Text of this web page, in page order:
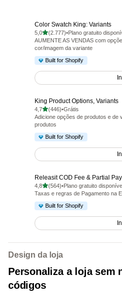
Color Swatch King: Variants
5,0de 5 estrelas
(2.777)
2777 avaliações ao todo
•Plano gratuito
AUMENTE AS VENDAS com
cor/imagem da variante
Built for Shopify
King Product Options, Variants
4,7de 5 estrelas
(446)
446 avaliações ao todo
•Grátis
Adicione opções de produtos e de
produtos
Built for Shopify
Releasit COD Fee & Partial Pay
4,8de 5 estrelas
(564)
564 avaliações ao todo
•Plano gratuito
Taxas e regras de Pagamento na
Built for Shopify
Design da loja
Personaliza a loja sem
códigos